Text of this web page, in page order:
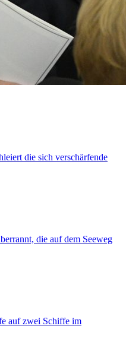
die sich verschärfende
die auf dem Seeweg
auf zwei Schiffe im